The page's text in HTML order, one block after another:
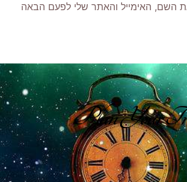
השם, האימייל והאתר שלי לפעם הבאה
Plan Your